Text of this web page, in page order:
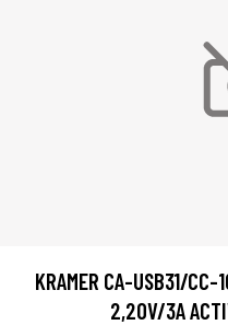
KRAMER CA-USB31/CC-
2,20V/3A